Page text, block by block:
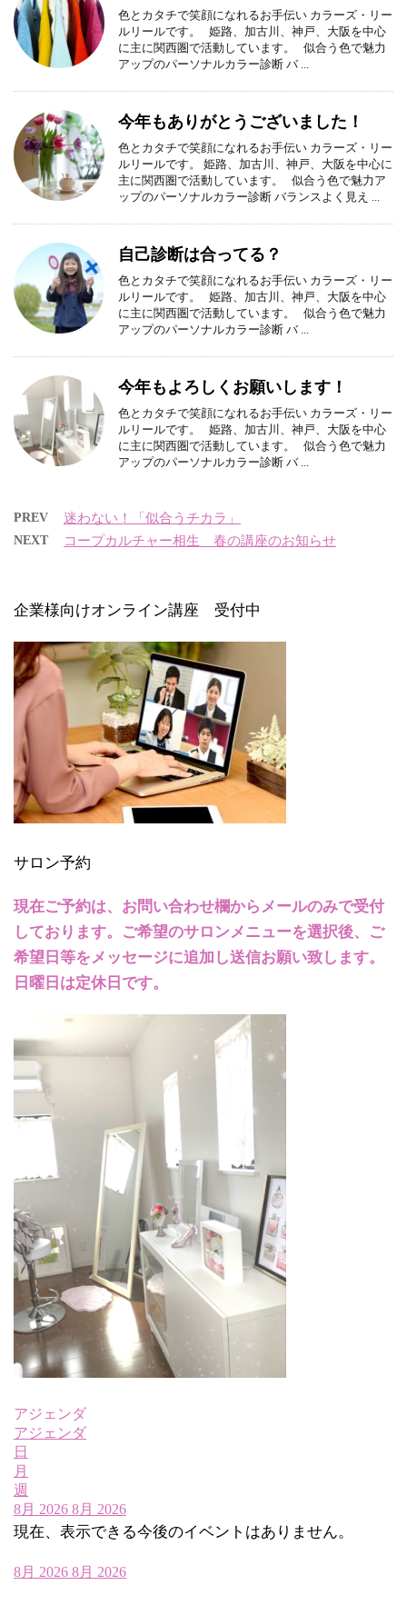
色とカタチで笑顔になれるお手伝い カラーズ・リー
ルリールです。 姫路、加古川、神戸、大阪を中心
に主に関西圏で活動しています。 似合う色で魅力
アップのパーソナルカラー診断 バ ...
今年もありがとうございました！
色とカタチで笑顔になれるお手伝い カラーズ・リー
ルリールです。 姫路、加古川、神戸、大阪を中心に
主に関西圏で活動しています。 似合う色で魅力ア
ップのパーソナルカラー診断 バランスよく見え ...
自己診断は合ってる？
色とカタチで笑顔になれるお手伝い カラーズ・リー
ルリールです。 姫路、加古川、神戸、大阪を中心
に主に関西圏で活動しています。 似合う色で魅力
アップのパーソナルカラー診断 バ ...
今年もよろしくお願いします！
色とカタチで笑顔になれるお手伝い カラーズ・リー
ルリールです。 姫路、加古川、神戸、大阪を中心
に主に関西圏で活動しています。 似合う色で魅力
アップのパーソナルカラー診断 バ ...
PREV 迷わない！「似合うチカラ」
NEXT コープカルチャー相生 春の講座のお知らせ
企業様向けオンライン講座 受付中
サロン予約
現在ご予約は、お問い合わせ欄からメールのみで受付
しております。ご希望のサロンメニューを選択後、ご
希望日等をメッセージに追加し送信お願い致します。
日曜日は定休日です。
アジェンダ
アジェンダ
日
月
週
8月 2026 8月 2026
現在、表示できる今後のイベントはありません。
8月 2026 8月 2026